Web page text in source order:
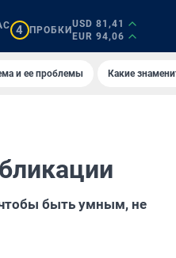
4 ПРОБКИ
USD 81,41
EUR 94,06
и ее проблемы Какие
быть умным, не